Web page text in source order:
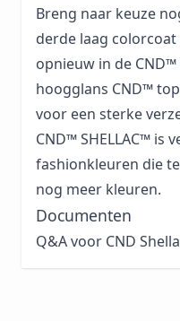
Breng naar keuze
derde laag
opnieuw in de
hoogglans CND™
voor een sterke
CND™ SHELLAC™ is
fashionkleuren die
nog meer kleuren.
Documenten
Q&A voor CND